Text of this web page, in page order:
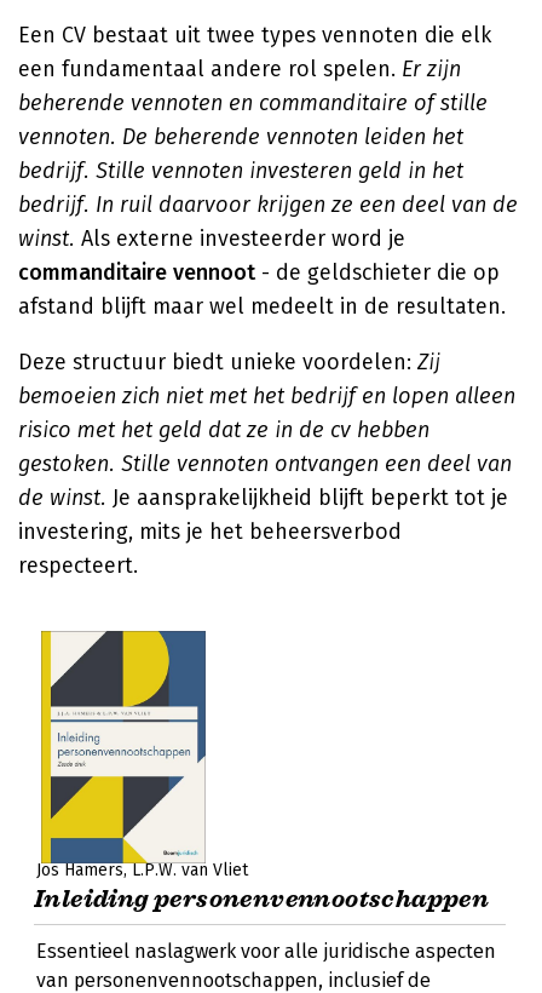
Een CV bestaat uit twee types vennoten die elk
een fundamentaal andere rol spelen. Er zijn
beherende vennoten en commanditaire of stille
vennoten. De beherende vennoten leiden het
bedrijf. Stille vennoten investeren geld in het
bedrijf. In ruil daarvoor krijgen ze een deel van de
winst. Als externe investeerder word je
commanditaire vennoot - de geldschieter die op
afstand blijft maar wel medeelt in de resultaten.
Deze structuur biedt unieke voordelen: Zij
bemoeien zich niet met het bedrijf en lopen alleen
risico met het geld dat ze in de cv hebben
gestoken. Stille vennoten ontvangen een deel van
de winst. Je aansprakelijkheid blijft beperkt tot je
investering, mits je het beheersverbod
respecteert.
Jos Hamers L.P.W. van Vliet
Inleiding personenvennootschappen
Essentieel naslagwerk voor alle juridische aspecten
van personenvennootschappen, inclusief de